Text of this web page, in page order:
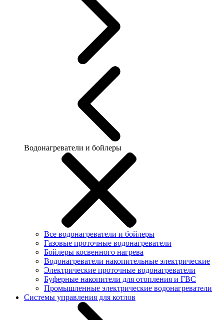
Водонагреватели и бойлеры
Все водонагреватели и бойлеры
Газовые проточные водонагреватели
Бойлеры косвенного нагрева
Водонагреватели накопительные электрические
Электрические проточные водонагреватели
Буферные накопители для отопления и ГВС
Промышленные электрические водонагреватели
Системы управления для котлов